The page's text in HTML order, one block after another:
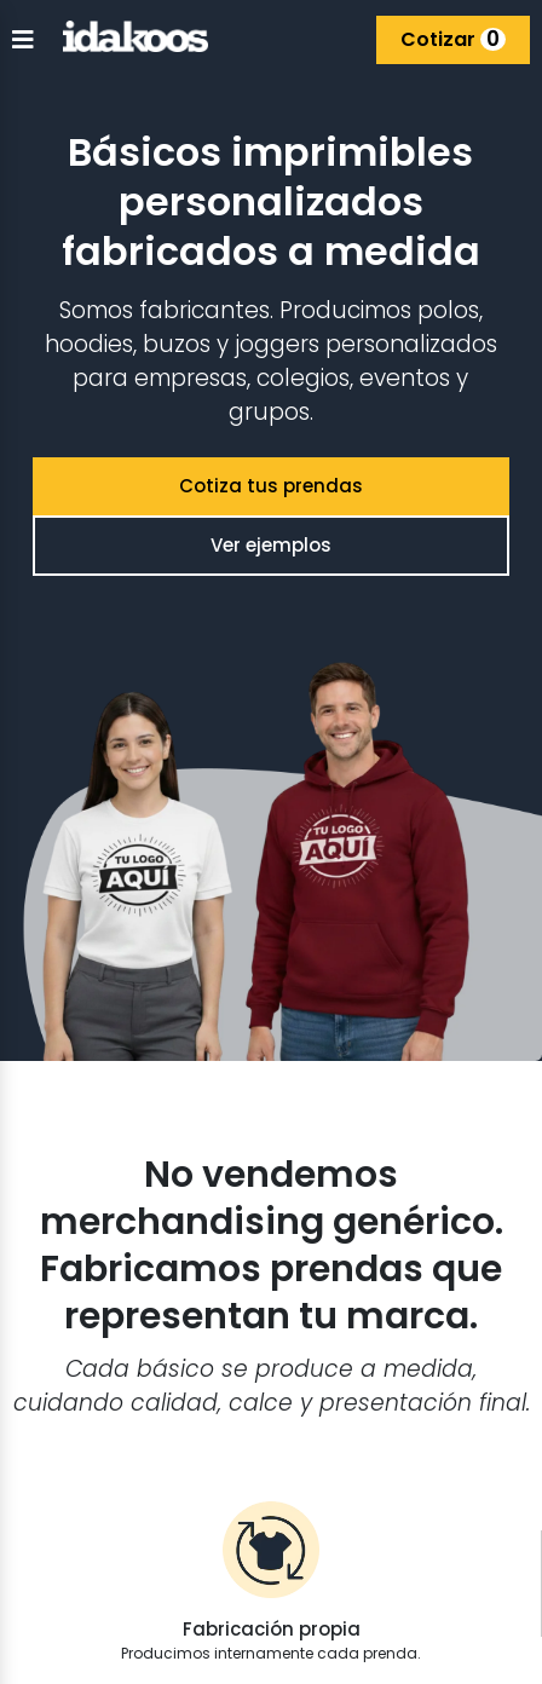
Cotizar 0
Básicos imprimibles
personalizados
fabricados a medida
Somos fabricantes. Producimos polos,
hoodies, buzos y joggers personalizados
para empresas, colegios, eventos y
grupos.
Cotiza tus prendas
Ver ejemplos
No vendemos
merchandising genérico.
Fabricamos prendas que
representan tu marca.
Cada básico se produce a medida,
cuidando calidad, calce y presentación final.
Fabricación propia
Producimos internamente cada prenda.